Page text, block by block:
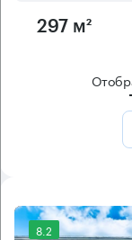
297 м²
8.2